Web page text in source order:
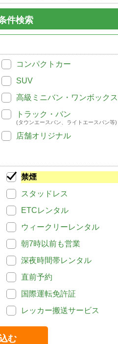
件検索
コンパクトカー
SUV
高級ミニバン・ワンボックス
トラック・バン
(タウンエースバン、ライトエースバン等)
店舗オリジナル
禁煙
スタッドレス
ETCレンタル
ウィークリーレンタル
朝7時以前も営業
深夜時間帯レンタル
直前予約
国際運転免許証
レッカー搬送サービス
む